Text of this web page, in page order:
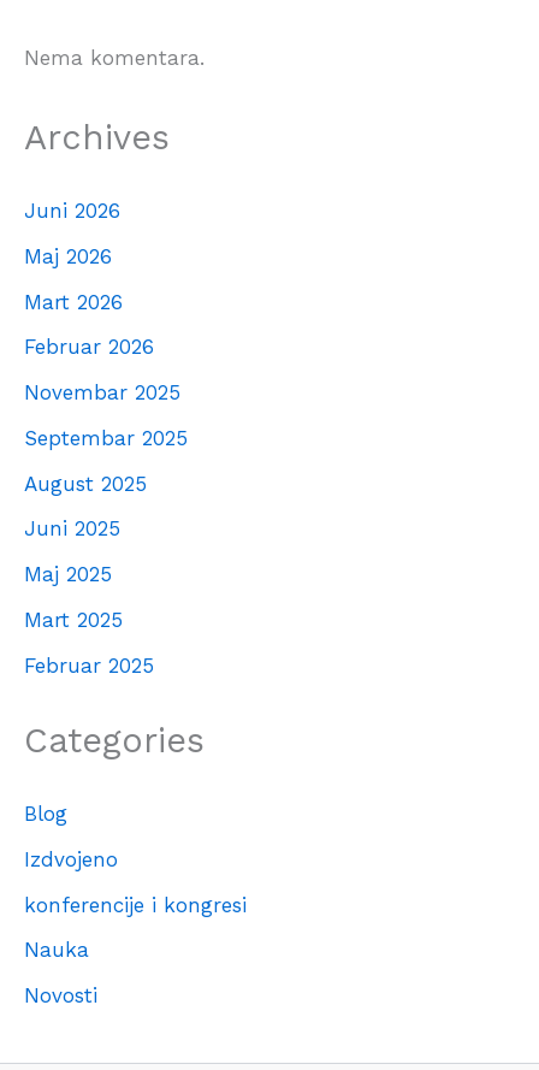
Nema komentara.
Archives
Juni 2026
Maj 2026
Mart 2026
Februar 2026
Novembar 2025
Septembar 2025
August 2025
Juni 2025
Maj 2025
Mart 2025
Februar 2025
Categories
Blog
Izdvojeno
konferencije i kongresi
Nauka
Novosti